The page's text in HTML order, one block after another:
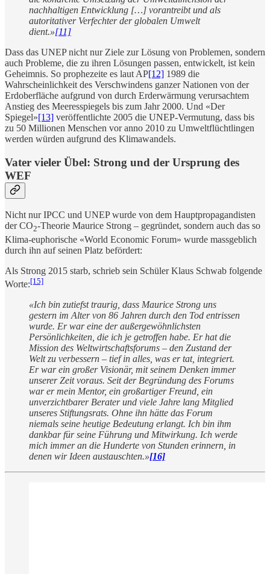
nachhaltigen Entwicklung […] vorantreibt und als
autoritativer Verfechter der globalen Umwelt
dient.»[11]
Dass das UNEP nicht nur Ziele zur Lösung von Problemen, sondern
auch Probleme, die zu ihren Lösungen passen, entwickelt, ist kein
Geheimnis. So prophezeite es laut AP[12] 1989 die
Wahrscheinlichkeit des Verschwindens ganzer Nationen von der
Erdoberfläche aufgrund von durch Erderwärmung verursachtem
Anstieg des Meeresspiegels bis zum Jahr 2000. Und «Der
Spiegel»[13] veröffentlichte 2005 die UNEP-Vermutung, dass bis
zu 50 Millionen Menschen vor anno 2010 zu Umweltflüchtlingen
werden würden aufgrund des Klimawandels.
Vater vieler Übel: Strong und der Ursprung des
WEF
Nicht nur IPCC und UNEP wurde von dem Hauptpropagandisten
der CO2-Theorie Maurice Strong – gegründet, sondern auch das so
Klima-euphorische «World Economic Forum» wurde massgeblich
durch ihn auf seinen Platz befördert:
Als Strong 2015 starb, schrieb sein Schüler Klaus Schwab folgende
Worte:[15]
«Ich bin zutiefst traurig, dass Maurice Strong uns
gestern im Alter von 86 Jahren durch den Tod entrissen
wurde. Er war eine der außergewöhnlichsten
Persönlichkeiten, die ich je getroffen habe. Er hat die
Mission des Weltwirtschaftsforums – den Zustand der
Welt zu verbessern – tief in alles, was er tat, integriert.
Er war ein großer Visionär, mit seinem Denken immer
unserer Zeit voraus. Seit der Begründung des Forums
war er mein Mentor, ein großartiger Freund, ein
unverzichtbarer Berater und viele Jahre lang Mitglied
unseres Stiftungsrats. Ohne ihn hätte das Forum
niemals seine heutige Bedeutung erlangt. Ich bin ihm
dankbar für seine Führung und Mitwirkung. Ich werde
mich immer an die Hunderte von Stunden erinnern, in
denen wir Ideen austauschten.»[16]